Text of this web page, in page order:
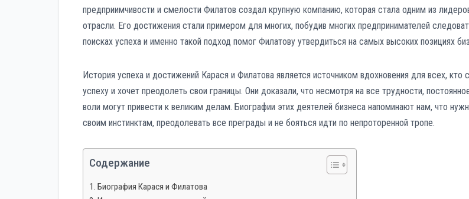
предприимчивости и смелости Филатов создал крупную компанию, которая стала одним из
отрасли. Его достижения стали примером для многих, побудив многих предпринимателей
поисках успеха и именно такой подход помог Филатову утвердиться на самых высоких позициях
История успеха и достижений Карася и Филатова является источником вдохновения для всех, кто
успеху и хочет преодолеть свои границы. Они доказали, что несмотря на все трудности,
воли могут привести к великим делам. Биографии этих деятелей бизнеса напоминают нам, что
своим инстинктам, преодолевать все преграды и не бояться идти по непроторенной тропе.
Содержание
Биография Карася и Филатова